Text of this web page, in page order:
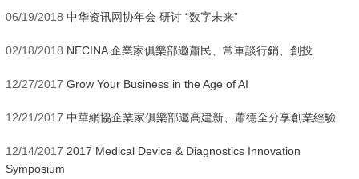
06/19/2018 中华资讯网协年会 研讨 “数字未来”
02/18/2018 NECINA 企業家俱樂部邀蕭民、常軍談行銷、創投
12/27/2017 Grow Your Business in the Age of AI
12/21/2017 中華網協企業家俱樂部邀高建新、蕭德全分享創業經驗
12/14/2017 2017 Medical Device & Diagnostics Innovation
Symposium